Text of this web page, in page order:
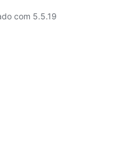
com 5.5.19